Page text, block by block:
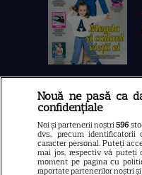
Nouă ne pasă ca
confidențiale
Noi și partenerii noștri596
dvs., precum
caracter personal. Puteți
mai jos, respectiv vă
moment pe pagina cu
raportate partenerilor noștri